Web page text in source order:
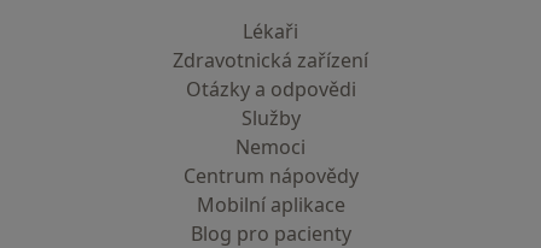
Lékaři
Zdravotnická zařízení
Otázky a odpovědi
Služby
Nemoci
Centrum nápovědy
Mobilní aplikace
Blog pro pacienty